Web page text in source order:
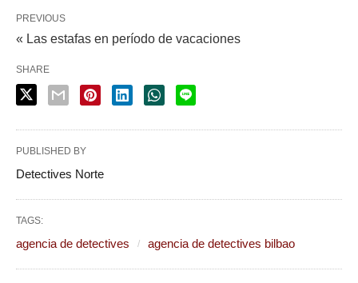
PREVIOUS
« Las estafas en período de vacaciones
SHARE
PUBLISHED BY
Detectives Norte
TAGS:
agencia de detectives agencia de detectives bilbao